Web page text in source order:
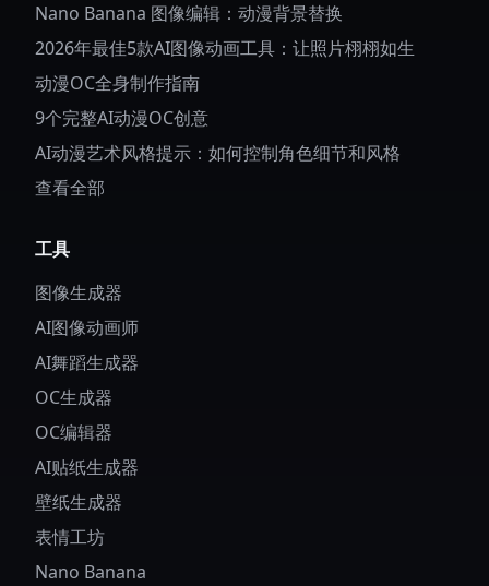
Nano Banana 图像编辑：动漫背景替换
2026年最佳5款AI图像动画工具：让照片栩栩如生
动漫OC全身制作指南
9个完整AI动漫OC创意
AI动漫艺术风格提示：如何控制角色细节和风格
查看全部
工具
图像生成器
AI图像动画师
AI舞蹈生成器
OC生成器
OC编辑器
AI贴纸生成器
壁纸生成器
表情工坊
Nano Banana